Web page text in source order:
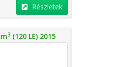
Részletek
3 (120 LE) 2015